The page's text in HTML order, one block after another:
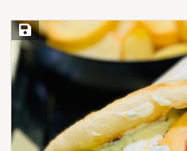
Save Recipe